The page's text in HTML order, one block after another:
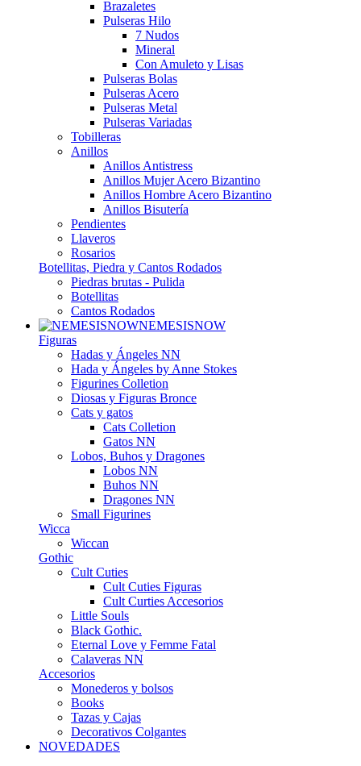
Brazaletes
Pulseras Hilo
7 Nudos
Mineral
Con Amuleto y Lisas
Pulseras Bolas
Pulseras Acero
Pulseras Metal
Pulseras Variadas
Tobilleras
Anillos
Anillos Antistress
Anillos Mujer Acero Bizantino
Anillos Hombre Acero Bizantino
Anillos Bisutería
Pendientes
Llaveros
Rosarios
Botellitas, Piedra y Cantos Rodados
Piedras brutas - Pulida
Botellitas
Cantos Rodados
NEMESISNOW
Figuras
Hadas y Ángeles NN
Hada y Ángeles by Anne Stokes
Figurines Colletion
Diosas y Figuras Bronce
Cats y gatos
Cats Colletion
Gatos NN
Lobos, Buhos y Dragones
Lobos NN
Buhos NN
Dragones NN
Small Figurines
Wicca
Wiccan
Gothic
Cult Cuties
Cult Cuties Figuras
Cult Curties Accesorios
Little Souls
Black Gothic.
Eternal Love y Femme Fatal
Calaveras NN
Accesorios
Monederos y bolsos
Books
Tazas y Cajas
Decorativos Colgantes
NOVEDADES